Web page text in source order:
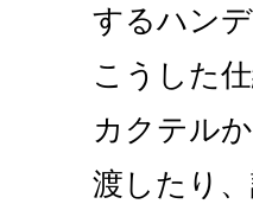
するハン
こうした
カクテル
渡したり